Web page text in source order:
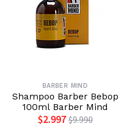
BARBER MIND
Shampoo Barber Bebop
100ml Barber Mind
$2.997 $9.990